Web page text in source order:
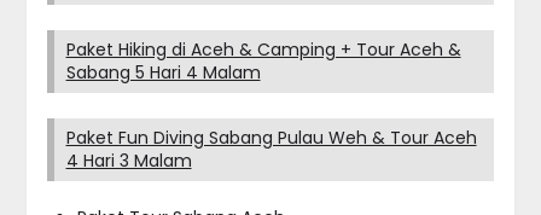
Paket Hiking di Aceh & Camping + Tour Aceh &
Sabang 5 Hari 4 Malam
Paket Fun Diving Sabang Pulau Weh & Tour Aceh
4 Hari 3 Malam